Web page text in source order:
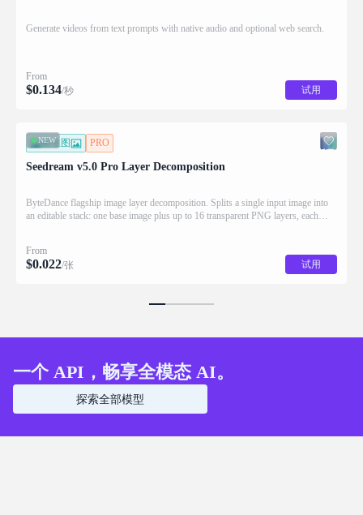
Generate videos from text prompts with native audio and optional web search.
From
$0.134/秒 试用
NEW
图生图 PRO
Seedream v5.0 Pro Layer Decomposition
ByteDance flagship image layer decomposition. Splits a single input image into
an editable stack: one base image plus up to 16 transparent PNG layers, each
From
$0.022/张 试用
一个 API，畅享全模态 AI。
探索全部模型